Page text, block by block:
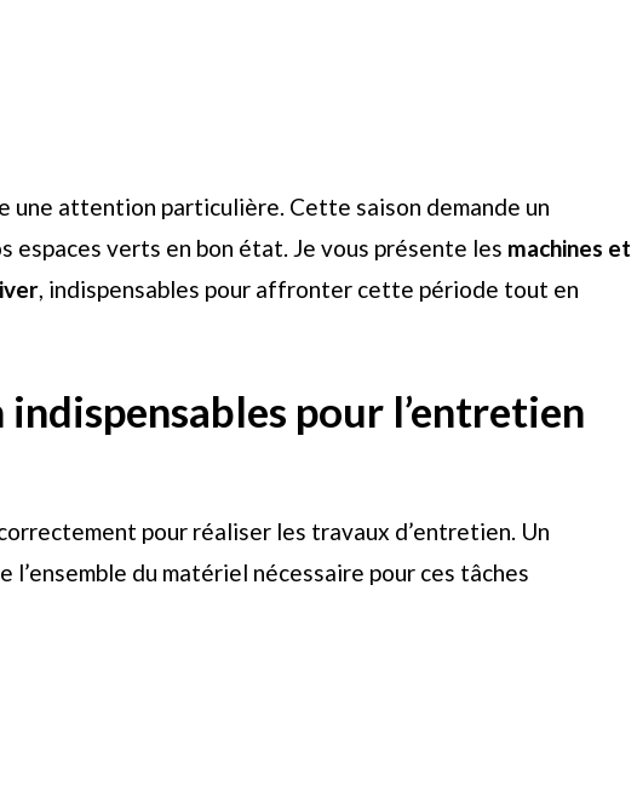
une attention particulière. Cette saison demande un
espaces verts en bon état. Je vous présente les machines et
, indispensables pour affronter cette période tout en
pour l’entretien
pour réaliser les travaux d’entretien. Un
l’ensemble du matériel nécessaire pour ces tâches